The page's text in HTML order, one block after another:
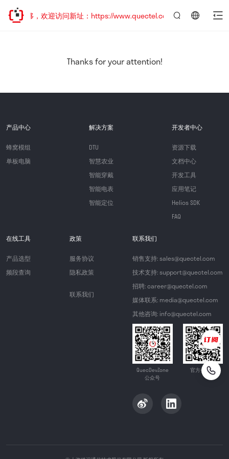
址已迁移，欢迎访问新址：https://www.quectel.com.cn
Thanks for your attention!
产品中心
蜂窝模组
单板电脑
解决方案
DTU
智慧农业
智能穿戴
智能电表
智能定位
开发者中心
资源下载
文档中心
开发工具
应用笔记
Helios SDK
FAQ
在线工具
产品选型
频段查询
政策
服务协议
隐私政策
联系我们
联系我们
销售支持: sales@quectel.com
技术支持: support@quectel.com
招聘: career@quectel.com
媒体联系: media@quectel.com
其他咨询: info@quectel.com
QuecDevZone
公众号
官方公众号